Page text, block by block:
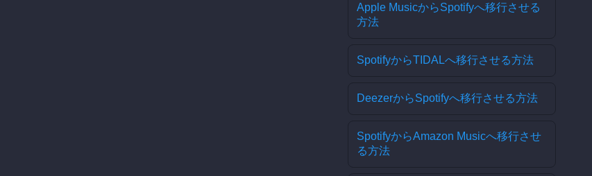
Apple MusicからSpotifyへ移行させる
方法
SpotifyからTIDALへ移行させる方法
DeezerからSpotifyへ移行させる方法
SpotifyからAmazon Musicへ移行させ
る方法